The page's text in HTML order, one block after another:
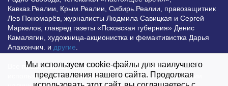
Кавказ.Реалии, Крым.Реалии, Сибирь.Реалии, правозащитник
Лев Пономарёв, журналисты Людмила Савицкая и Сергей
Маркелов, главред газеты «Псковская губерния» Денис
Камалягин, художница-акционистка и фемактивистка Дарья
Апахончич. и другие
Все права защищены и охраняются законом. Любое
использование материалов сайта допустимо при условии
Мы используем cookie-файлы для наилучшего
представления нашего сайта. Продолжая